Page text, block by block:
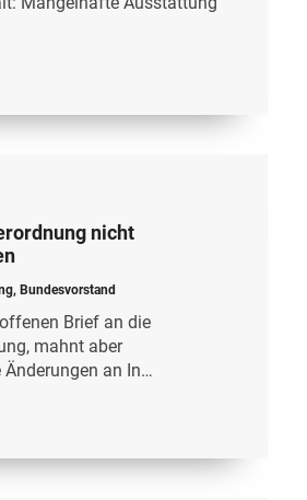
nicht
, Bundesvorstand
Brief an die
mahnt aber
Änderungen an In…